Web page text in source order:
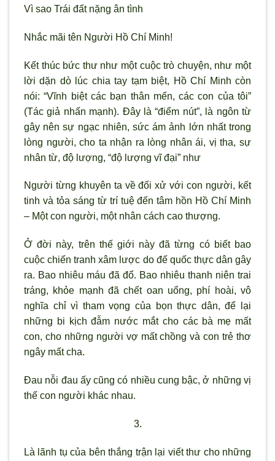
Vì sao Trái đất nặng ân tình
Nhắc mãi tên Người Hồ Chí Minh!
Kết thúc bức thư như một cuộc trò chuyện, như một
lời dặn dò lúc chia tay tạm biệt, Hồ Chí Minh còn
nói: “Vĩnh biệt các bạn thân mến, các con của tôi”
(Tác giả nhấn mạnh). Đây là “điểm nút”, là ngôn từ
gây nên sự ngạc nhiên, sức ám ảnh lớn nhất trong
lòng người, cho ta nhận ra lòng nhân ái, vị tha, sự
nhân từ, độ lượng, “độ lượng vĩ đại” như
Người từng khuyên ta về đối xử với con người, kết
tinh và tỏa sáng từ trí tuệ đến tâm hồn Hồ Chí Minh
– Một con người, một nhân cách cao thượng.
Ở đời này, trên thế giới này đã từng có biết bao
cuộc chiến tranh xâm lược do đế quốc thực dân gây
ra. Bao nhiêu máu đã đổ. Bao nhiêu thanh niên trai
tráng, khỏe mạnh đã chết oan uổng, phí hoài, vô
nghĩa chỉ vì tham vọng của bọn thực dân, để lại
những bi kịch đẫm nước mắt cho các bà mẹ mất
con, cho những người vợ mất chồng và con trẻ thơ
ngây mất cha.
Đau nỗi đau ấy cũng có nhiều cung bậc, ở những vị
thế con người khác nhau.
3.
Là lãnh tụ của bên thắng trận lại viết thư cho những